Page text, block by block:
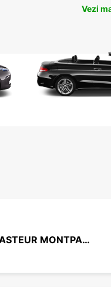
Vezi
PARIS SNCF PASTEUR MONTPARNASSE-IKC